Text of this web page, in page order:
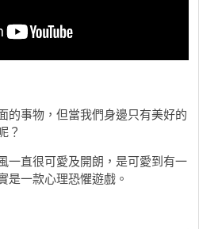
的事物，但當我們身邊只有美好的
？
一直很可愛及開朗，是可愛到有一
是一款心理恐懼遊戲。